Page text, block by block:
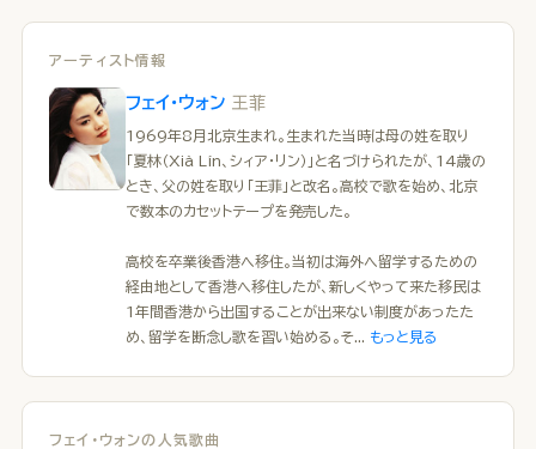
アーティスト情報
フェイ・ウォン 王菲
1969年8月北京生まれ。生まれた当時は母の姓を取り
「夏林（Xià Lín、シィア・リン）」と名づけられたが、14歳の
とき、父の姓を取り「王菲」と改名。高校で歌を始め、北京
で数本のカセットテープを発売した。
高校を卒業後香港へ移住。当初は海外へ留学するための
経由地として香港へ移住したが、新しくやって来た移民は
1年間香港から出国することが出来ない制度があったた
め、留学を断念し歌を習い始める。そ... もっと見る
フェイ・ウォンの人気歌曲